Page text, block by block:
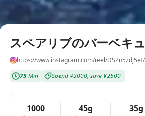
スペアリブのバーベキ
https://www.instagram.com/reel/DSZn5zdj5eI/
75Min Spend¥3000, save¥2500
1000 45g 35g